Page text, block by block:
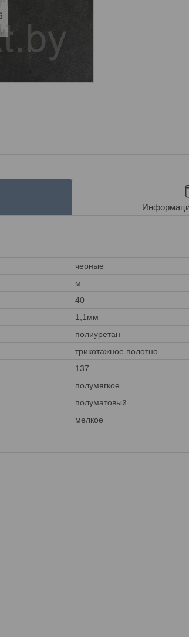
черные
м
40
1,1мм
полиуретан
трикотажное полотно
137
полумягкое
полуматовый
мелкое